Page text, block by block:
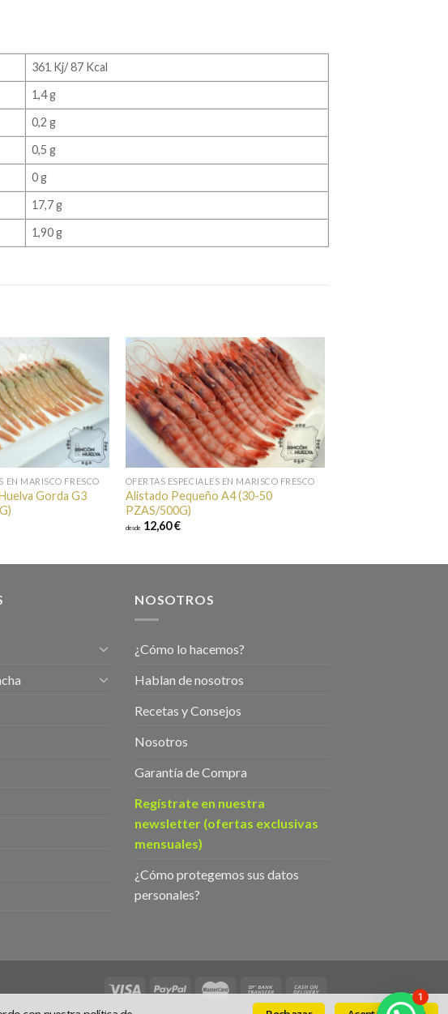
361 Kj/ 87 Kcal
1,4 g
0,2 g
0,5 g
0 g
17,7 g
1,90 g
Añadir a
favoritos
EN MARISCO FRESCO
Gorda G3
Añadir a
favoritos
OFERTAS ESPECIALES EN MARISCO FRESCO
Alistado Pequeño A4 (30-50
PZAS/500G)
desde12,60 €
NOSOTROS
¿Cómo lo hacemos?
Hablan de nosotros
Recetas y Consejos
Nosotros
Garantía de Compra
Regístrate en nuestra
newsletter (ofertas exclusivas
mensuales)
¿Cómo protegemos sus datos
personales?
1